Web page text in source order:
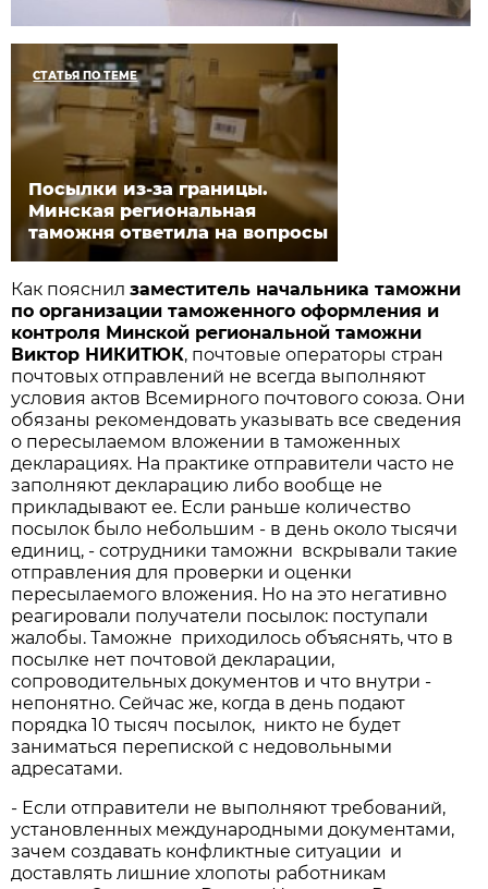
СТАТЬЯ ПО ТЕМЕ
Посылки из-за границы.
Минская региональная
таможня ответила на вопросы
Как пояснилзаместитель начальника таможни
по организации таможенного оформления и
контроля Минской региональной таможни
Виктор НИКИТЮК, почтовые операторы стран
почтовых отправлений не всегда выполняют
условия актов Всемирного почтового союза. Они
обязаны рекомендовать указывать все сведения
о пересылаемом вложении в таможенных
декларациях. На практике отправители часто не
заполняют декларацию либо вообще не
прикладывают ее. Если раньше количество
посылок было небольшим - в день около тысячи
единиц, - сотрудники таможни вскрывали такие
отправления для проверки и оценки
пересылаемого вложения. Но на это негативно
реагировали получатели посылок: поступали
жалобы. Таможне приходилось объяснять, что в
посылке нет почтовой декларации,
сопроводительных документов и что внутри -
непонятно. Сейчас же, когда в день подают
порядка 10 тысяч посылок, никто не будет
заниматься перепиской с недовольными
адресатами.
- Если отправители не выполняют требований,
установленных международными документами,
зачем создавать конфликтные ситуации и
доставлять лишние хлопоты работникам